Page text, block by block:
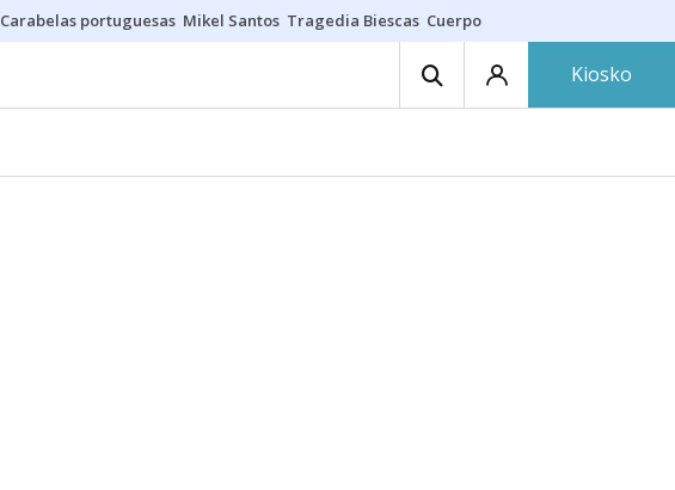
Carabelas portuguesas Mikel Santos Tragedia Biescas Cuerpo ría
Kiosko